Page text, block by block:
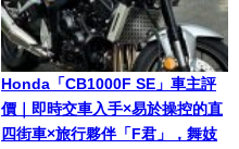
Honda「CB1000F SE」車主評
價｜即時交車入手×易於操控的直
四街車×旅行夥伴「F君」，舞妓